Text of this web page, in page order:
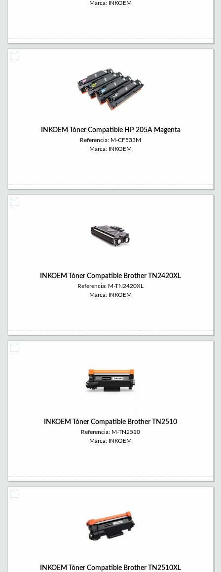
Marca: INKOEM
INKOEM Tóner Compatible HP 205A Magenta
Referencia: M-CF533M
Marca: INKOEM
INKOEM Tóner Compatible Brother TN2420XL
Referencia: M-TN2420XL
Marca: INKOEM
INKOEM Tóner Compatible Brother TN2510
Referencia: M-TN2510
Marca: INKOEM
INKOEM Tóner Compatible Brother TN2510XL